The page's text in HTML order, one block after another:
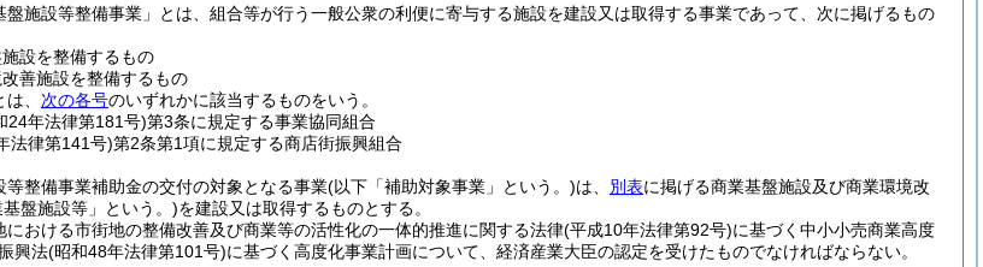
盤施設等整備事業」とは、組合等が行う一般公衆の利便に寄与する施設を建設又は取得する事業であって、次に掲げるもの
設を整備するもの
善施設を整備するもの
、 次の各号のいずれかに該当するものをいう。
24年法律第181号)第3条に規定する事業協同組合
法律第141号)第2条第1項に規定する商店街振興組合
整備事業補助金の交付の対象となる事業(以下「補助対象事業」という。)は、 別表に掲げる商業基盤施設及び商業環境改
盤施設等」という。)を建設又は取得するものとする。
おける市街地の整備改善及び商業等の活性化の一体的推進に関する法律(平成10年法律第92号)に基づく中小小売商業高度
興法(昭和48年法律第101号)に基づく高度化事業計画について、経済産業大臣の認定を受けたものでなければならない。